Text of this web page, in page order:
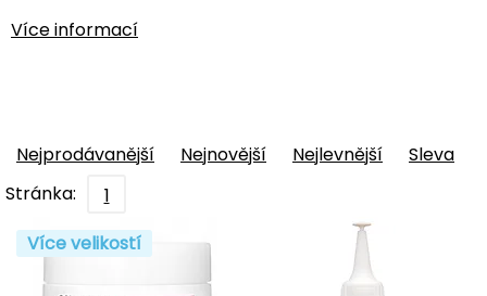
Více informací
Nejprodávanější Nejnovější Nejlevnější
Sleva
Stránka:
1
Více velikostí